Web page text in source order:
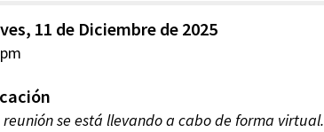
11 de Diciembre de 2025
reunión se está llevando a cabo de forma virtual.